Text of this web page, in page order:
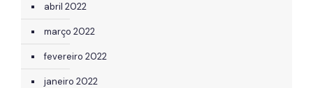
abril 2022
março 2022
fevereiro 2022
janeiro 2022